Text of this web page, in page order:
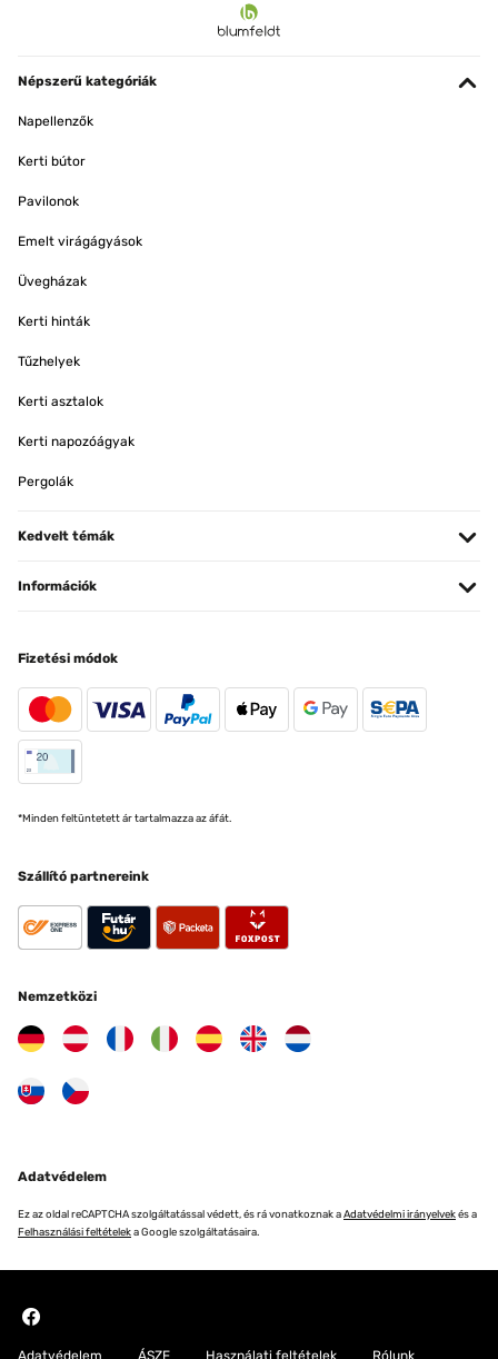
Népszerű kategóriák
Napellenzők
Kerti bútor
Pavilonok
Emelt virágágyások
Üvegházak
Kerti hinták
Tűzhelyek
Kerti asztalok
Kerti napozóágyak
Pergolák
Kedvelt témák
Információk
Fizetési módok
*Minden feltüntetett ár tartalmazza az áfát.
Szállító partnereink
Nemzetközi
Adatvédelem
Ez az oldal reCAPTCHA szolgáltatással védett, és rá vonatkoznak aAdatvédelmi irányelvekés a
Felhasználási feltételeka Google szolgáltatásaira.
Adatvédelem ÁSZF Használati feltételek Rólunk